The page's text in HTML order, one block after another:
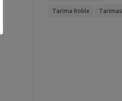
Tarima Roble Tarimas